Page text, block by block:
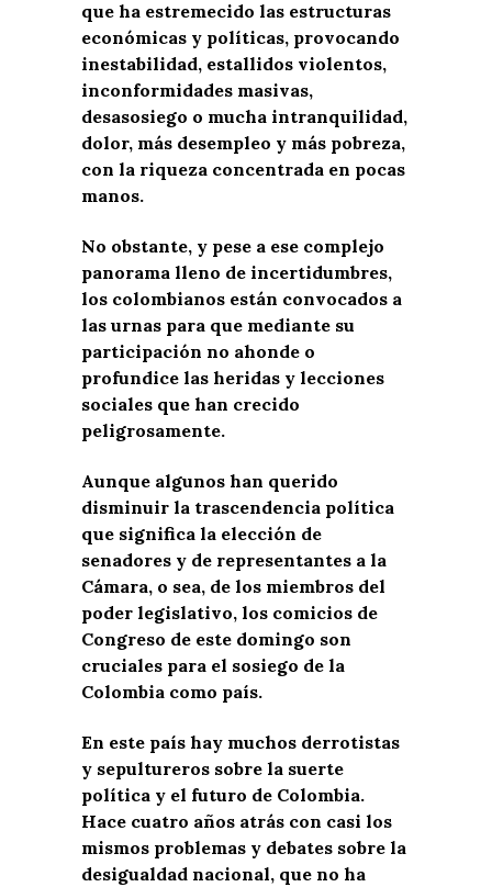
que ha estremecido las estructuras
económicas y políticas, provocando
inestabilidad, estallidos violentos,
inconformidades masivas,
desasosiego o mucha intranquilidad,
dolor, más desempleo y más pobreza,
con la riqueza concentrada en pocas
manos.
No obstante, y pese a ese complejo
panorama lleno de incertidumbres,
los colombianos están convocados a
las urnas para que mediante su
participación no ahonde o
profundice las heridas y lecciones
sociales que han crecido
peligrosamente.
Aunque algunos han querido
disminuir la trascendencia política
que significa la elección de
senadores y de representantes a la
Cámara, o sea, de los miembros del
poder legislativo, los comicios de
Congreso de este domingo son
cruciales para el sosiego de la
Colombia como país.
En este país hay muchos derrotistas
y sepultureros sobre la suerte
política y el futuro de Colombia.
Hace cuatro años atrás con casi los
mismos problemas y debates sobre la
desigualdad nacional, que no ha